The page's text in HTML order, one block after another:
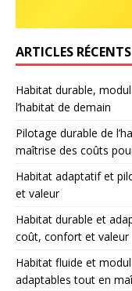
ARTICLES RÉCENTS
Habitat durable,
l’habitat de demain
Pilotage durable de
maîtrise des coûts
Habitat adaptatif et
et valeur
Habitat durable et
coût, confort et valeur
Habitat fluide et
adaptables tout en